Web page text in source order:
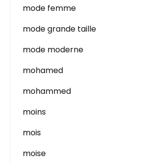
mode femme
mode grande taille
mode moderne
mohamed
mohammed
moins
mois
moise